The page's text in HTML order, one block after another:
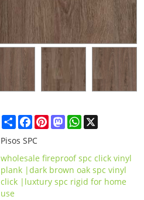
ShareFacebook
PinterestMastodonWhatsApp
X
Pisos SPC
wholesale fireproof spc click vinyl
plank |dark brown oak spc vinyl
click |luxtury spc rigid for home
use